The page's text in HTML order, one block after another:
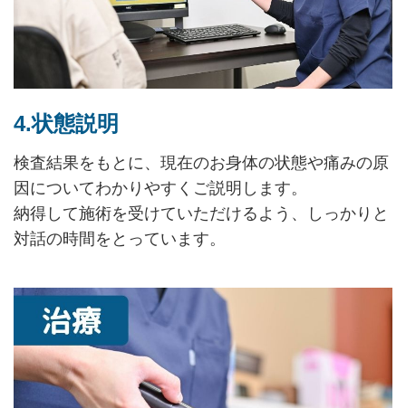
4.状態説明
検査結果をもとに、現在のお身体の状態や痛みの原
因についてわかりやすくご説明します。
納得して施術を受けていただけるよう、しっかりと
対話の時間をとっています。